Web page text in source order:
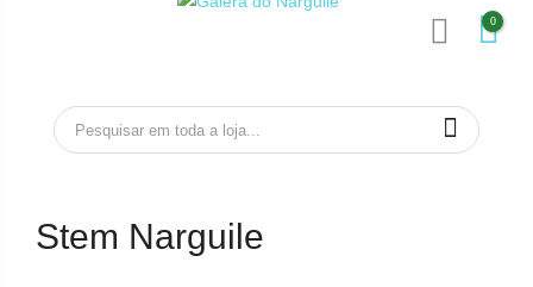
0
Stem Narguile